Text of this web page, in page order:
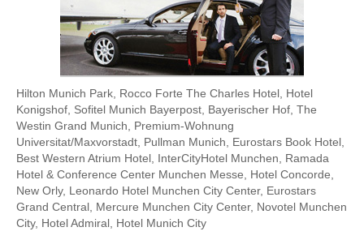
Hilton Munich Park, Rocco Forte The Charles Hotel, Hotel
Konigshof, Sofitel Munich Bayerpost, Bayerischer Hof, The
Westin Grand Munich, Premium-Wohnung
Universitat/Maxvorstadt, Pullman Munich, Eurostars Book Hotel,
Best Western Atrium Hotel, InterCityHotel Munchen, Ramada
Hotel & Conference Center Munchen Messe, Hotel Concorde,
New Orly, Leonardo Hotel Munchen City Center, Eurostars
Grand Central, Mercure Munchen City Center, Novotel Munchen
City, Hotel Admiral, Hotel Munich City